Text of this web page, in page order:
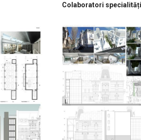
Colaboratori